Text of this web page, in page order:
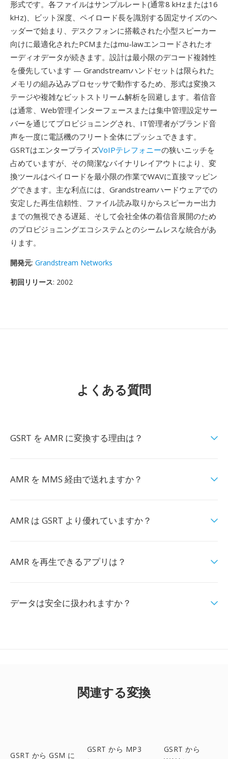
形式です。各ファイルはサンプルレート(通常8 kHzまたは16
kHz)、ビット深度、ペイロード長を識別する固定サイズのヘ
ッダーで始まり、デスクフォンに搭載された小型スピーカー
向けに最適化されたPCMまたはmu-lawエンコードされたオ
ーディオデータが続きます。設計は最小限のデコード複雑性
を優先しています — Grandstreamハンドセットは限られた
メモリの組み込みプロセッサで動作するため、形式は変換ス
テージや複雑なビットストリーム解析を回避します。着信音
は通常、Web管理インターフェースまたは集中管理設定サー
バーを通じてプロビジョニングされ、IT管理者がブランド音
声を一度に電話機のフリート全体にプッシュできます。
GSRTはエンタープライズVoIPテレフォニーの狭いニッチを
占めていますが、その簡潔なバイナリレイアウトにより、変
換ツールはペイロードを最小限の作業でWAVに直接マッピン
グできます。主な利点には、Grandstreamハードウェアでの
安定した再生信頼性、ファイル読み取りからスピーカー出力
までの無視できる遅延、そして会社全体の着信音展開のため
のプロビジョニングエコシステムとのシームレスな統合があ
ります。
開発元: Grandstream Networks
初回リリース: 2002
よくある質問
GSRT を AMR に変換する理由は？
AMR を MMS 経由で送れますか？
AMR は GSRT より優れていますか？
AMR を再生できるアプリは？
データは安全に扱われますか？
関連する変換
GSRT から GSM に
GSRT から MP3
GSRT から